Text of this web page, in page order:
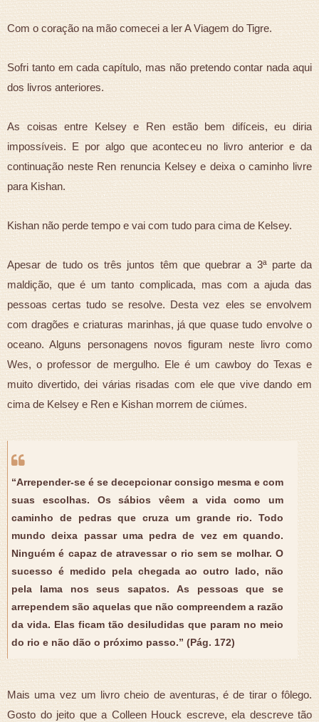
Com o coração na mão comecei a ler A Viagem do Tigre.
Sofri tanto em cada capítulo, mas não pretendo contar nada aqui
dos livros anteriores.
As coisas entre Kelsey e Ren estão bem difíceis, eu diria
impossíveis. E por algo que aconteceu no livro anterior e da
continuação neste Ren renuncia Kelsey e deixa o caminho livre
para Kishan.
Kishan não perde tempo e vai com tudo para cima de Kelsey.
Apesar de tudo os três juntos têm que quebrar a 3ª parte da
maldição, que é um tanto complicada, mas com a ajuda das
pessoas certas tudo se resolve. Desta vez eles se envolvem
com dragões e criaturas marinhas, já que quase tudo envolve o
oceano. Alguns personagens novos figuram neste livro como
Wes, o professor de mergulho. Ele é um cawboy do Texas e
muito divertido, dei várias risadas com ele que vive dando em
cima de Kelsey e Ren e Kishan morrem de ciúmes.
“Arrepender-se é se decepcionar consigo mesma e com
suas escolhas. Os sábios vêem a vida como um
caminho de pedras que cruza um grande rio. Todo
mundo deixa passar uma pedra de vez em quando.
Ninguém é capaz de atravessar o rio sem se molhar. O
sucesso é medido pela chegada ao outro lado, não
pela lama nos seus sapatos. As pessoas que se
arrependem são aquelas que não compreendem a razão
da vida. Elas ficam tão desiludidas que param no meio
do rio e não dão o próximo passo.” (Pág. 172)
Mais uma vez um livro cheio de aventuras, é de tirar o fôlego.
Gosto do jeito que a Colleen Houck escreve, ela descreve tão